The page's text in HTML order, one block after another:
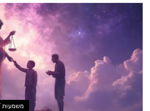
משמעות